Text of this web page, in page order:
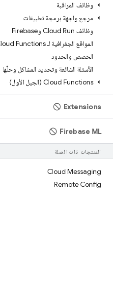
وظائف المراقبة
مرجع واجهة برمجة تطبيقات
وظائف Cloud Run وFirebase
المواقع الجغرافية لـ Cloud Functions
الحصص والحدود
الأسئلة الشائعة وتحديد المشاكل وحلّها
‫Cloud Functions (الجيل الأول)
Extensions
Firebase ML
المنتجات ذات الصلة
Cloud Messaging
Remote Config